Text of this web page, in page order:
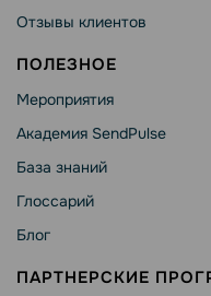
Отзывы клиентов
ПОЛЕЗНОЕ
Мероприятия
Академия SendPulse
База знаний
Глоссарий
Блог
ПАРТНЕРСКИЕ